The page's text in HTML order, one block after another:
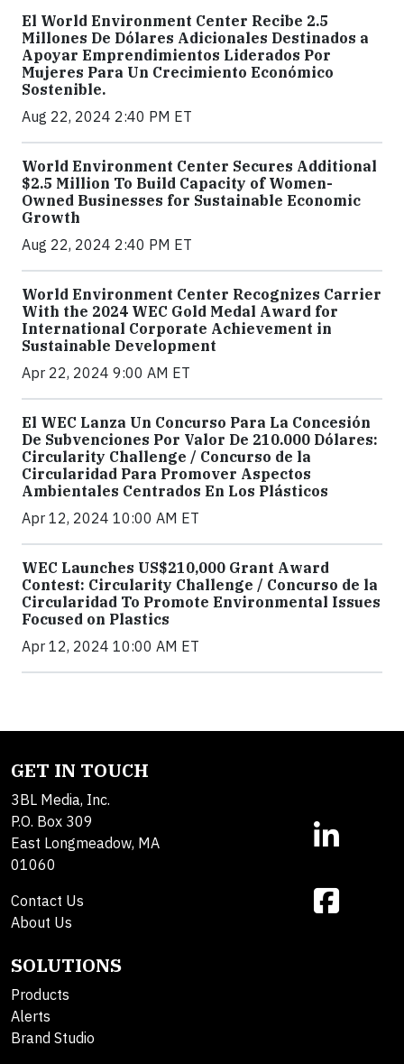
El World Environment Center Recibe 2.5
Millones De Dólares Adicionales Destinados a
Apoyar Emprendimientos Liderados Por
Mujeres Para Un Crecimiento Económico
Sostenible.
Aug 22, 2024 2:40 PM ET
World Environment Center Secures Additional
$2.5 Million To Build Capacity of Women-
Owned Businesses for Sustainable Economic
Growth
Aug 22, 2024 2:40 PM ET
World Environment Center Recognizes Carrier
With the 2024 WEC Gold Medal Award for
International Corporate Achievement in
Sustainable Development
Apr 22, 2024 9:00 AM ET
El WEC Lanza Un Concurso Para La Concesión
De Subvenciones Por Valor De 210.000 Dólares:
Circularity Challenge / Concurso de la
Circularidad Para Promover Aspectos
Ambientales Centrados En Los Plásticos
Apr 12, 2024 10:00 AM ET
WEC Launches US$210,000 Grant Award
Contest: Circularity Challenge / Concurso de la
Circularidad To Promote Environmental Issues
Focused on Plastics
Apr 12, 2024 10:00 AM ET
GET IN TOUCH
3BL Media, Inc.
P.O. Box 309
East Longmeadow, MA
01060
Contact Us
About Us
SOLUTIONS
Products
Alerts
Brand Studio